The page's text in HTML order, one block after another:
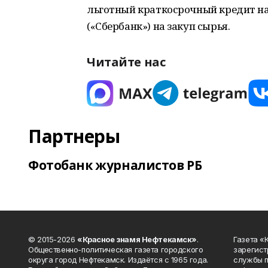
льготный краткосрочный кредит
(«Сбербанк») на закуп сырья.
Читайте нас
Партнеры
Фотобанк журналистов РБ
© 2015-2026 «Красное знамя Нефтекамск».
Общественно-политическая газета городского
округа город Нефтекамск. Издаётся с 1965 года.
Газета
службы